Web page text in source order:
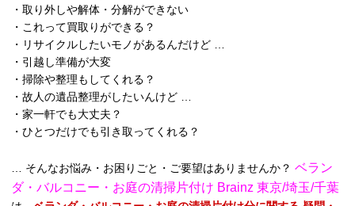
・取り外しや解体・分解ができない
・これって買取りができる？
・リサイクルしたいモノがあるんだけど …
・引越し準備が大変
・掃除や整理もしてくれる？
・故人の遺品整理がしたいんけど …
・家一軒でも大丈夫？
・ひとつだけでも引き取ってくれる？
… そんなお悩み・お困りごと・ご要望はありませんか？ ベラン
ダ・バルコニー・お庭の清掃片付け Brainz 東京/埼玉/千葉